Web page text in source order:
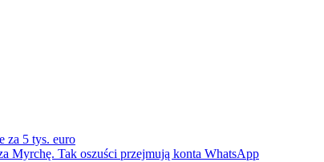
za 5 tys. euro
Myrchę. Tak oszuści przejmują konta WhatsApp